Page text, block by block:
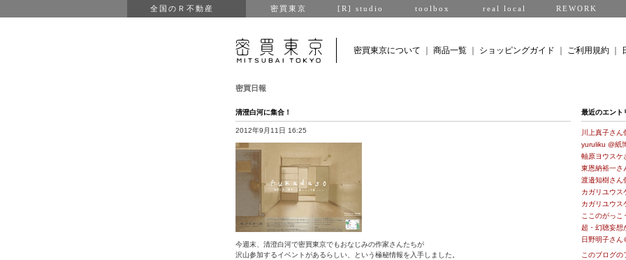
全国のＲ不動産 密買東京 [R] studio toolbox real local REWORK
密買東京について 商品一覧 ショッピングガイド ご利用規約
密買日報
清澄白河に集合！
2012年9月11日 16:25
今週末、清澄白河で密買東京でもおなじみの作家さんたちが
沢山参加するイベントがあるらしい、という極秘情報を入手しました。
最近のエント
川上真子さん
yuruliku @紙
軸原ヨウスケ
東恩納裕一さ
渡邉知樹さん
カガリユウス
カガリユウス
ここのがっこ
超・幻聴妄想
日野明子さん
このブログの